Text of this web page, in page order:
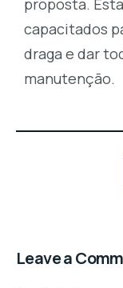
capacitados
draga e dar
manutenção.
Leave a